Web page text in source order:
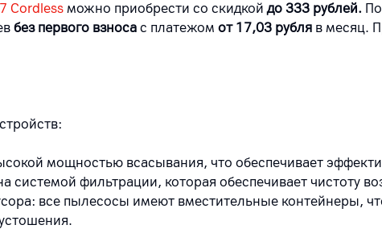
Cordless можно приобрести со скидкойдо 333 рублей.
без первого взноса с платежом от 17,03 рубля в месяц.
мощностью всасывания, что обеспечивает
системой фильтрации, которая обеспечивает чистоту
все пылесосы имеют вместительные контейнеры,